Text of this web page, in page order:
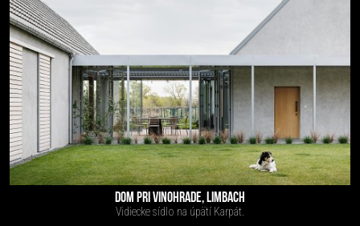
DOM PRI VINOHRADE, LIMBACH
Vidiecke sídlo na úpätí Karpát.